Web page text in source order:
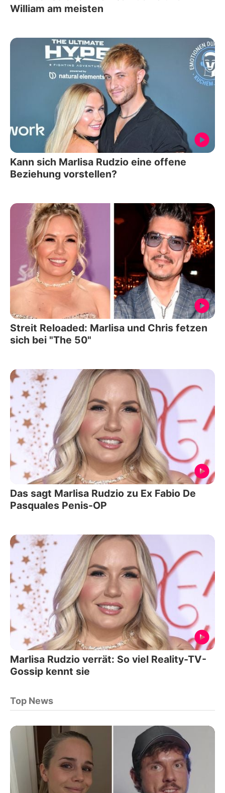
William am meisten
Kann sich Marlisa Rudzio eine offene
Beziehung vorstellen?
Streit Reloaded: Marlisa und Chris fetzen
sich bei "The 50"
Das sagt Marlisa Rudzio zu Ex Fabio De
Pasquales Penis-OP
Marlisa Rudzio verrät: So viel Reality-TV-
Gossip kennt sie
Top News